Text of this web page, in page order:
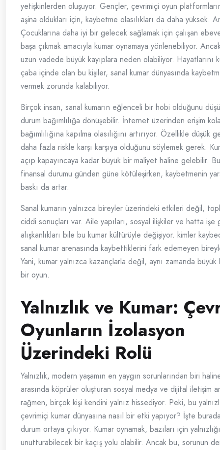
yetişkinlerden oluşuyor. Gençler, çevrimiçi oyun
aşina oldukları için, kaybetme olasılıkları da daha yüksek.
Çocuklarına daha iyi bir gelecek sağlamak için çalışan
başa çıkmak amacıyla kumar oynamaya yönlenebiliyor.
uzun vadede büyük kayıplara neden olabiliyor. Hayatlarını
çaba içinde olan bu kişiler, sanal kumar dünyasında
vermek zorunda kalabiliyor.
Birçok insan, sanal kumarın eğlenceli bir hobi olduğunu
durum bağımlılığa dönüşebilir. İnternet üzerinden erişim
bağımlılığına kapılma olasılığını artırıyor. Özellikle düşük
daha fazla riskle karşı karşıya olduğunu söylemek gerek.
açıp kapayıncaya kadar büyük bir maliyet haline gelebilir.
finansal durumu günden güne kötüleşirken, kaybetmenin
baskı da artar.
Sanal kumarın yalnızca bireyler üzerindeki etkileri değil,
ciddi sonuçları var. Aile yapıları, sosyal ilişkiler ve hatta işe
alışkanlıkları bile bu kumar kültürüyle değişiyor. kimler
sanal kumar arenasında kaybettiklerini fark edemeyen
Yani, kumar yalnızca kazançlarla değil, aynı zamanda büyük
bir oyun.
Yalnızlık ve Kumar:
Oyunların İzolasyon
Üzerindeki Rolü
Yalnızlık, modern yaşamın en yaygın sorunlarından biri
arasında köprüler oluşturan sosyal medya ve dijital iletişim
rağmen, birçok kişi kendini yalnız hissediyor. Peki, bu
çevrimiçi kumar dünyasına nasıl bir etki yapıyor? İşte
durum ortaya çıkıyor. Kumar oynamak, bazıları için yalnızlığı
unutturabilecek bir kaçış yolu olabilir. Ancak bu, sorunun